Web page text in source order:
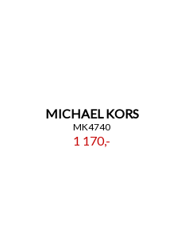
MICHAEL KORS
MK4740
1 170,-